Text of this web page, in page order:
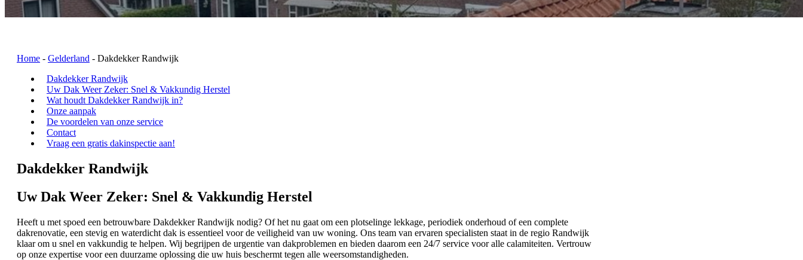
Home - Gelderland - Dakdekker Randwijk
Dakdekker Randwijk
Uw Dak Weer Zeker: Snel & Vakkundig Herstel
Wat houdt Dakdekker Randwijk in?
Onze aanpak
De voordelen van onze service
Contact
Vraag een gratis dakinspectie aan!
Dakdekker Randwijk
Uw Dak Weer Zeker: Snel & Vakkundig Herstel
Heeft u met spoed een betrouwbare Dakdekker Randwijk nodig? Of het nu gaat om een plotselinge lekkage, periodiek onderhoud of een complete
dakrenovatie, een stevig en waterdicht dak is essentieel voor de veiligheid van uw woning. Ons team van ervaren specialisten staat in de regio Randwijk
klaar om u snel en vakkundig te helpen. Wij begrijpen de urgentie van dakproblemen en bieden daarom een 24/7 service voor alle calamiteiten. Vertrouw
op onze expertise voor een duurzame oplossing die uw huis beschermt tegen alle weersomstandigheden.